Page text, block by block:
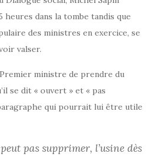
heures dans la tombe tandis que
des ministres en exercice, se
valser.
ministre de prendre du
se dit « ouvert » et « pas
qui pourrait lui être utile
pas supprimer, l’usine dès